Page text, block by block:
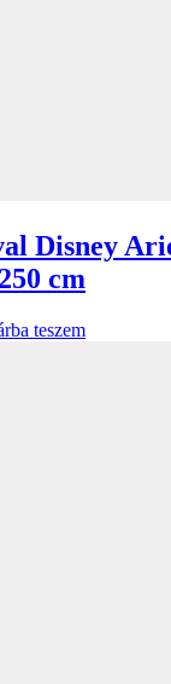
Disney
cm
teszem